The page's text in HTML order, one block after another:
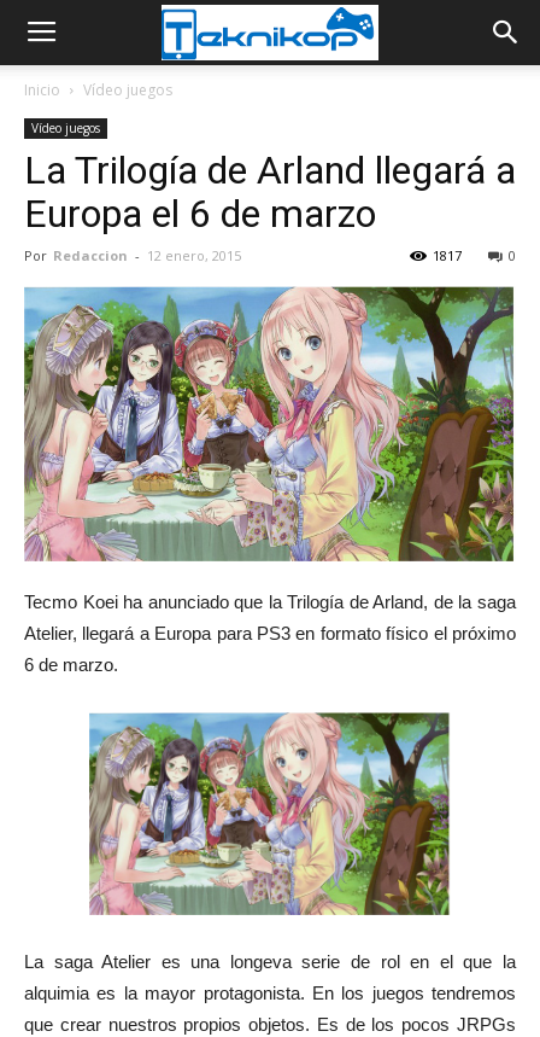
Inicio Vídeo juegos
Vídeo juegos
La Trilogía de Arland llegará a
Europa el 6 de marzo
Por Redaccion - 12 enero, 2015 0
1817
Tecmo Koei ha anunciado que la Trilogía de Arland, de la saga
Atelier, llegará a Europa para PS3 en formato físico el próximo
6 de marzo.
La saga Atelier es una longeva serie de rol en el que la
alquimia es la mayor protagonista. En los juegos tendremos
que crear nuestros propios objetos. Es de los pocos JRPGs